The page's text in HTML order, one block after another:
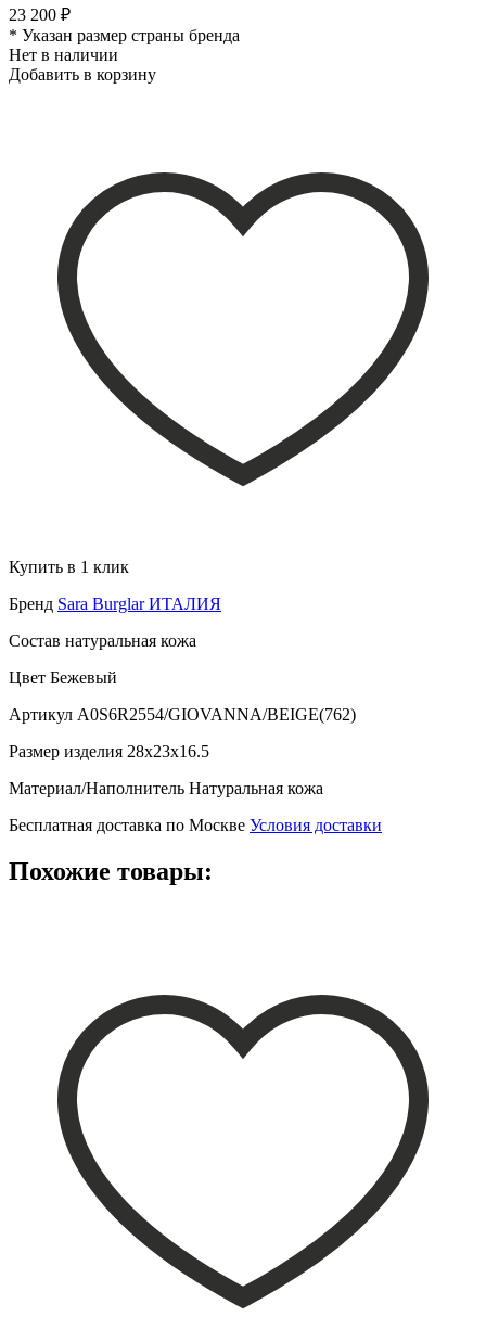
23 200 ₽
* Указан размер страны бренда
Нет в наличии
Добавить в корзину
Купить в 1 клик
Бренд Sara Burglar ИТАЛИЯ
Состав натуральная кожа
Цвет Бежевый
Артикул A0S6R2554/GIOVANNA/BEIGE(762)
Размер изделия 28x23x16.5
Материал/Наполнитель Натуральная кожа
Бесплатная доставка по Москве Условия доставки
Похожие товары: